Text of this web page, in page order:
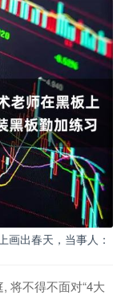
画出春天，当事人：
将不得不面对“4大